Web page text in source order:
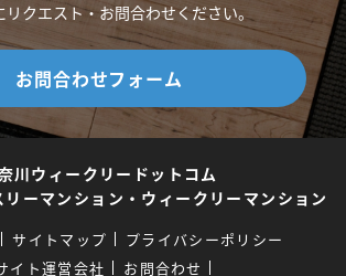
リクエスト・お問合わせください。
お問合わせフォーム
川ウィークリードットコム
ーマンション・ウィークリーマンション
サイトマップ
プライバシーポリシー
イト運営会社
お問合わせ